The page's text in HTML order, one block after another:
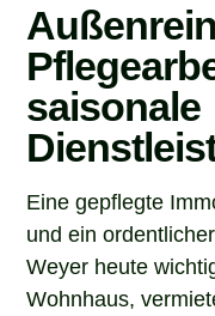
saisonale
Eine gepflegte
und ein
Weyer heute
Wohnhaus,